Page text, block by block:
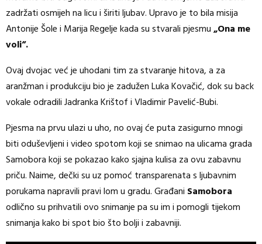
zadržati osmijeh na licu i širiti ljubav. Upravo je to bila misija
Antonije Šole i Marija Regelje kada su stvarali pjesmu„Ona me
voli“.
Ovaj dvojac već je uhodani tim za stvaranje hitova, a za
aranžman i produkciju bio je zadužen Luka Kovačić, dok su back
vokale odradili Jadranka Krištof i Vladimir Pavelić-Bubi.
Pjesma na prvu ulazi u uho, no ovaj će puta zasigurno mnogi
biti oduševljeni i video spotom koji se snimao na ulicama grada
Samobora koji se pokazao kako sjajna kulisa za ovu zabavnu
priču. Naime, dečki su uz pomoć transparenata s ljubavnim
porukama napravili pravi lom u gradu. Građani Samobora
odlično su prihvatili ovo snimanje pa su im i pomogli tijekom
snimanja kako bi spot bio što bolji i zabavniji.